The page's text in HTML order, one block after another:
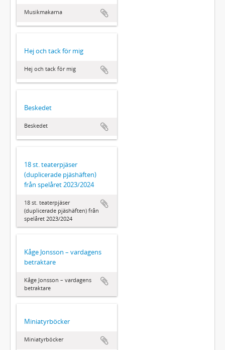
Musikmakarna
Hej och tack för mig
Hej och tack för mig
Beskedet
Beskedet
18 st. teaterpjäser
(duplicerade pjäshäften)
från spelåret 2023/2024
18 st. teaterpjäser
(duplicerade pjäshäften) från
spelåret 2023/2024
Kåge Jonsson – vardagens
betraktare
Kåge Jonsson – vardagens
betraktare
Miniatyrböcker
Miniatyrböcker